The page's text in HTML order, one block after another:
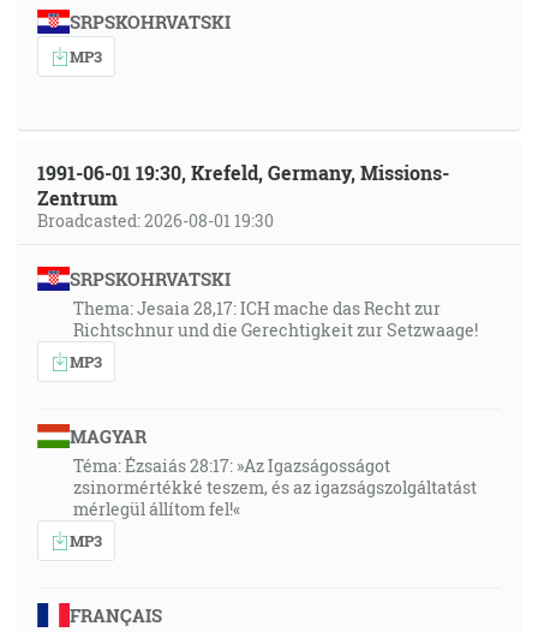
SRPSKOHRVATSKI
MP3
1991-06-01 19:30, Krefeld, Germany, Missions-
Zentrum
Broadcasted: 2026-08-01 19:30
SRPSKOHRVATSKI
Thema: Jesaia 28,17: ICH mache das Recht zur
Richtschnur und die Gerechtigkeit zur Setzwaage!
MP3
MAGYAR
Téma: Ézsaiás 28:17: »Az Igazságosságot
zsinormértékké teszem, és az igazságszolgáltatást
mérlegül állítom fel!«
MP3
FRANÇAIS